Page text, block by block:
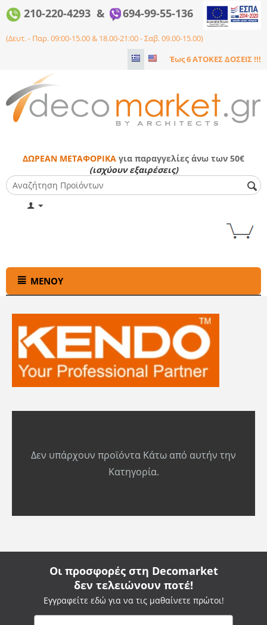
210-220-4293 & 694-99-55-136
(Δευτ. - Παρ. 09:00-15.00 & 18.00-21:00 - Σαβ. 09.00-15.00)
Έως 6 ΑΤΟΚΕΣ ΔΟΣΕΙΣ !!!
ΔΩΡΕΑΝ ΜΕΤΑΦΟΡΙΚΑ για παραγγελίες άνω των 50€
(ισχύουν εξαιρέσεις)
ΜΕΝΟΎ
Δεν υπάρχουν προϊόντα Κάτω από αυτήν την
Κατηγορία.
Οι προσφορές στη Decomarket
δεν τελειώνουν ποτέ!
Εγγραφείτε εδώ για να τις μαθαίνετε πρώτοι!